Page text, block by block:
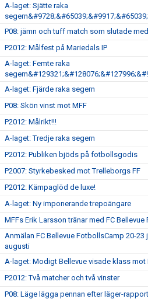
A-laget: Sjätte raka
P08: jämn och tuff match som slutade
P2012: Målfest på Mariedals IP
A-laget: Femte raka
A-laget: Fjärde raka segern
P08: Skön vinst mot MFF
P2012: Målrikt!!!
A-laget: Tredje raka segern
P2012: Publiken bjöds på fotbollsgodis
P2007: Styrkebesked mot Trelleborgs FF
P2012: Kämpaglöd de luxe!
A-laget: Ny imponerande trepoängare
MFFs Erik Larsson tränar med FC Bellevue
Anmälan FC Bellevue FotbollsCamp 20-23
augusti
A-laget: Modigt Bellevue visade klass mot
P2012: Två matcher och två vinster
P08: Läge lägga pennan efter läger-rapport